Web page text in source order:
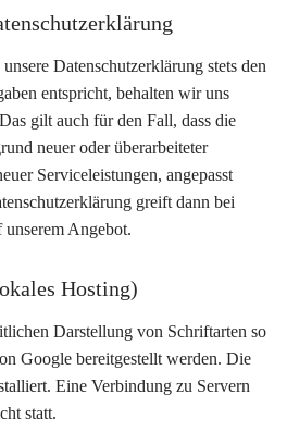
Datenschutzerklärung stets den
entspricht, behalten wir uns
gilt auch für den Fall, dass die
neuer oder überarbeiteter
Serviceleistungen, angepasst
greift dann bei
unserem Angebot.
Hosting)
Darstellung von Schriftarten so
Google bereitgestellt werden. Die
Eine Verbindung zu Servern
statt.